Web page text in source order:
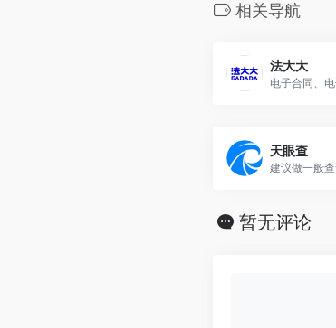
相关导航
法大大
天眼查
暂无评论